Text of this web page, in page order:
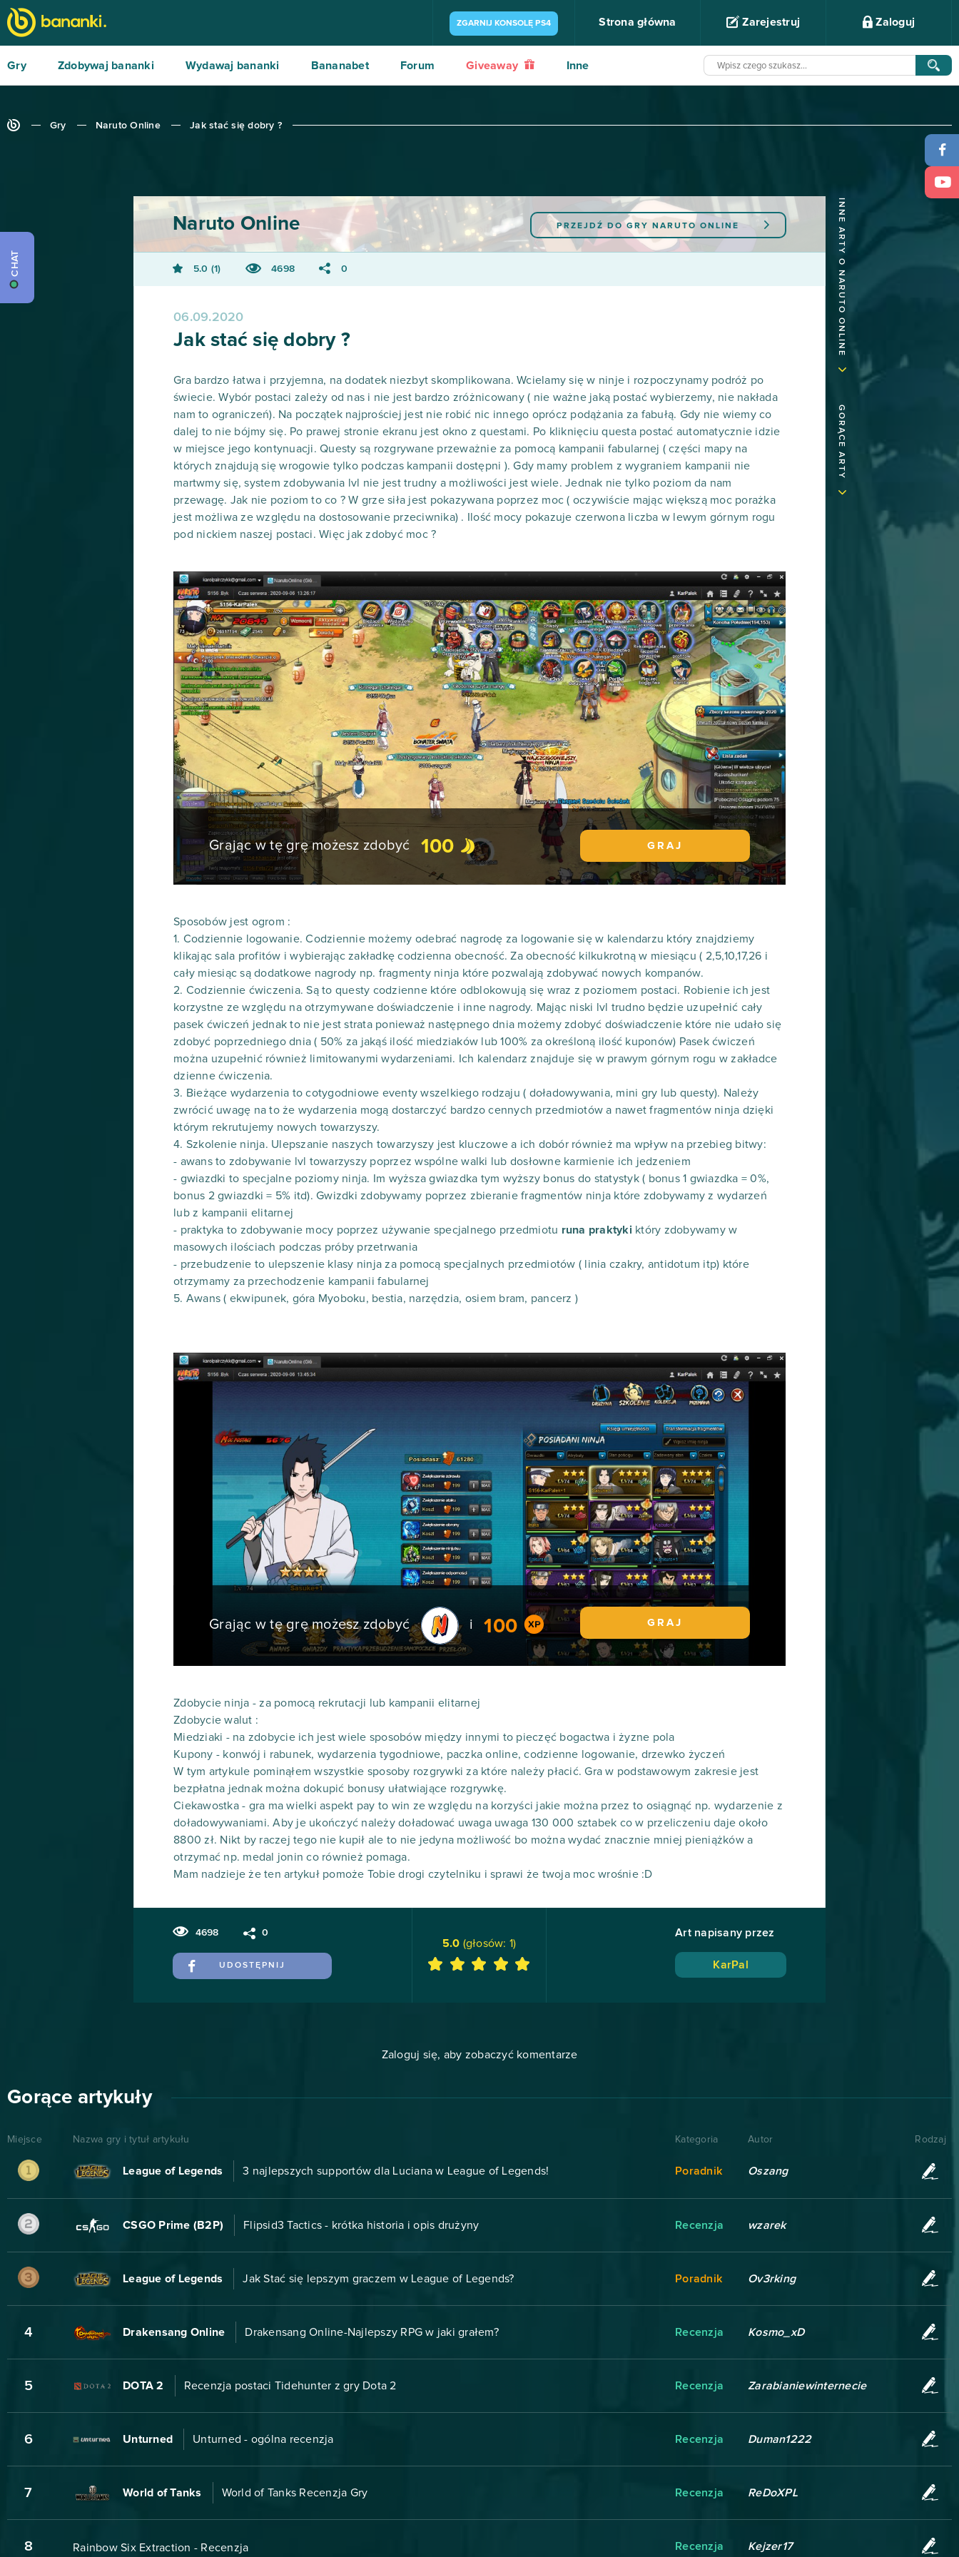
ZGARNIJ KONSOLĘ PS4 Strona główna Zarejestruj Zaloguj
Gry Zdobywaj bananki Wydawaj bananki Bananabet Forum Giveaway Inne
Gry Naruto Online Jak stać się dobry ?
INNE ARTY O NARUTO ONLINE
GORĄCE ARTY
PRZEJDŹ DO GRY NARUTO ONLINE
Naruto Online
5.0 1 4698 0
06.09.2020
Jak stać się dobry ?
Gra bardzo łatwa i przyjemna, na dodatek niezbyt skomplikowana. Wcielamy się w ninje i rozpoczynamy podróż po
świecie. Wybór postaci zależy od nas i nie jest bardzo zróżnicowany ( nie ważne jaką postać wybierzemy, nie nakłada
nam to ograniczeń). Na początek najprościej jest nie robić nic innego oprócz podążania za fabułą. Gdy nie wiemy co
dalej to nie bójmy się. Po prawej stronie ekranu jest okno z questami. Po kliknięciu questa postać automatycznie idzie
w miejsce jego kontynuacji. Questy są rozgrywane przeważnie za pomocą kampanii fabularnej ( części mapy na
których znajdują się wrogowie tylko podczas kampanii dostępni ). Gdy mamy problem z wygraniem kampanii nie
martwmy się, system zdobywania lvl nie jest trudny a możliwości jest wiele. Jednak nie tylko poziom da nam
przewagę. Jak nie poziom to co ? W grze siła jest pokazywana poprzez moc ( oczywiście mając większą moc porażka
jest możliwa ze względu na dostosowanie przeciwnika) . Ilość mocy pokazuje czerwona liczba w lewym górnym rogu
pod nickiem naszej postaci. Więc jak zdobyć moc ?
Grając w tę grę możesz zdobyć 100 GRAJ
Sposobów jest ogrom :
1. Codziennie logowanie. Codziennie możemy odebrać nagrodę za logowanie się w kalendarzu który znajdziemy
klikając sala profitów i wybierając zakładkę codzienna obecność. Za obecność kilkukrotną w miesiącu ( 2,5,10,17,26 i
cały miesiąc są dodatkowe nagrody np. fragmenty ninja które pozwalają zdobywać nowych kompanów.
2. Codziennie ćwiczenia. Są to questy codzienne które odblokowują się wraz z poziomem postaci. Robienie ich jest
korzystne ze względu na otrzymywane doświadczenie i inne nagrody. Mając niski lvl trudno będzie uzupełnić cały
pasek ćwiczeń jednak to nie jest strata ponieważ następnego dnia możemy zdobyć doświadczenie które nie udało się
zdobyć poprzedniego dnia ( 50% za jakąś ilość miedziaków lub 100% za określoną ilość kuponów) Pasek ćwiczeń
można uzupełnić również limitowanymi wydarzeniami. Ich kalendarz znajduje się w prawym górnym rogu w zakładce
dzienne ćwiczenia.
3. Bieżące wydarzenia to cotygodniowe eventy wszelkiego rodzaju ( doładowywania, mini gry lub questy). Należy
zwrócić uwagę na to że wydarzenia mogą dostarczyć bardzo cennych przedmiotów a nawet fragmentów ninja dzięki
którym rekrutujemy nowych towarzyszy.
4. Szkolenie ninja. Ulepszanie naszych towarzyszy jest kluczowe a ich dobór również ma wpływ na przebieg bitwy:
- awans to zdobywanie lvl towarzyszy poprzez wspólne walki lub dosłowne karmienie ich jedzeniem
- gwiazdki to specjalne poziomy ninja. Im wyższa gwiazdka tym wyższy bonus do statystyk ( bonus 1 gwiazdka = 0%,
bonus 2 gwiazdki = 5% itd). Gwizdki zdobywamy poprzez zbieranie fragmentów ninja które zdobywamy z wydarzeń
lub z kampanii elitarnej
- praktyka to zdobywanie mocy poprzez używanie specjalnego przedmiotu runa praktyki który zdobywamy w
masowych ilościach podczas próby przetrwania
- przebudzenie to ulepszenie klasy ninja za pomocą specjalnych przedmiotów ( linia czakry, antidotum itp) które
otrzymamy za przechodzenie kampanii fabularnej
5. Awans ( ekwipunek, góra Myoboku, bestia, narzędzia, osiem bram, pancerz )
Grając w tę grę możesz zdobyć i 100 GRAJ
Zdobycie ninja - za pomocą rekrutacji lub kampanii elitarnej
Zdobycie walut :
Miedziaki - na zdobycie ich jest wiele sposobów między innymi to pieczęć bogactwa i żyzne pola
Kupony - konwój i rabunek, wydarzenia tygodniowe, paczka online, codzienne logowanie, drzewko życzeń
W tym artykule pominąłem wszystkie sposoby rozgrywki za które należy płacić. Gra w podstawowym zakresie jest
bezpłatna jednak można dokupić bonusy ułatwiające rozgrywkę.
Ciekawostka - gra ma wielki aspekt pay to win ze względu na korzyści jakie można przez to osiągnąć np. wydarzenie z
doładowywaniami. Aby je ukończyć należy doładować uwaga uwaga 130 000 sztabek co w przeliczeniu daje około
8800 zł. Nikt by raczej tego nie kupił ale to nie jedyna możliwość bo można wydać znacznie mniej pieniążków a
otrzymać np. medal jonin co również pomaga.
Mam nadzieje że ten artykuł pomoże Tobie drogi czytelniku i sprawi że twoja moc wrośnie :D
4698 0
UDOSTĘPNIJ
5.0 (głosów: 1)
Art napisany przez
KarPal
Zaloguj się, aby zobaczyć komentarze
Gorące artykuły
Miejsce Nazwa gry i tytuł artykułu Kategoria Autor Rodzaj
League of Legends 3 najlepszych supportów dla Luciana w League of Legends! Poradnik Oszang
CSGO Prime (B2P) Flipsid3 Tactics - krótka historia i opis drużyny Recenzja wzarek
League of Legends Jak Stać się lepszym graczem w League of Legends? Poradnik Ov3rking
4 Drakensang Online Drakensang Online-Najlepszy RPG w jaki grałem? Recenzja Kosmo_xD
5 DOTA 2 Recenzja postaci Tidehunter z gry Dota 2 Recenzja Zarabianiewinternecie
6 Unturned Unturned - ogólna recenzja Recenzja Duman1222
7 World of Tanks World of Tanks Recenzja Gry Recenzja ReDoXPL
8 Rainbow Six Extraction - Recenzja Recenzja Kejzer17
CHAT